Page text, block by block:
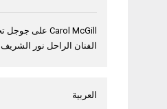
Carol McGill على
الفنان الراحل نور الشريف
العربية